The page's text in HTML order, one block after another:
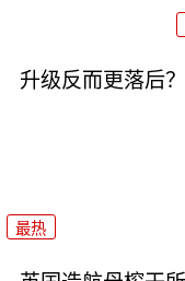
升级反而更落后
最热